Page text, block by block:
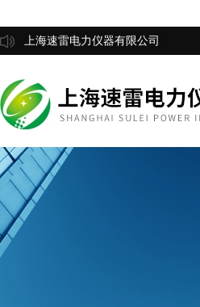
上海速雷电力仪器有限公司